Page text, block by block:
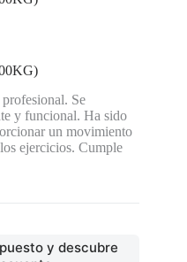
Se
y funcional. Ha sido
un movimiento
ejercicios. Cumple
y descubre